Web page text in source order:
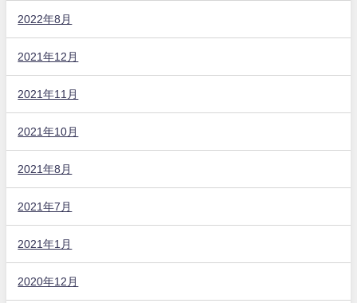
2022年8月
2021年12月
2021年11月
2021年10月
2021年8月
2021年7月
2021年1月
2020年12月